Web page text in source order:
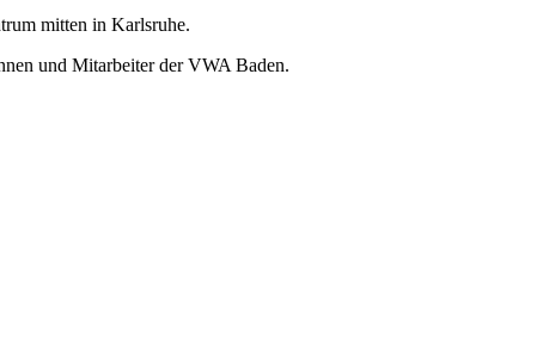
mitten in Karlsruhe.
und Mitarbeiter der VWA Baden.